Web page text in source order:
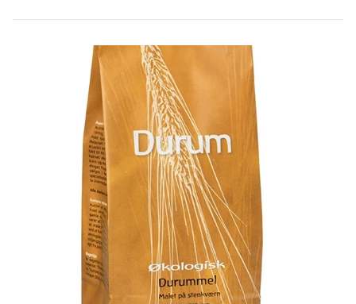
webshopSortOptionName
webshopSortOptionPrice
webshopSortOptionPriceDescending
webshopSortOptionWeight
webshopSortOptionWeightDescending
webshopSortOptionNewest
webshopSortOptionOldest